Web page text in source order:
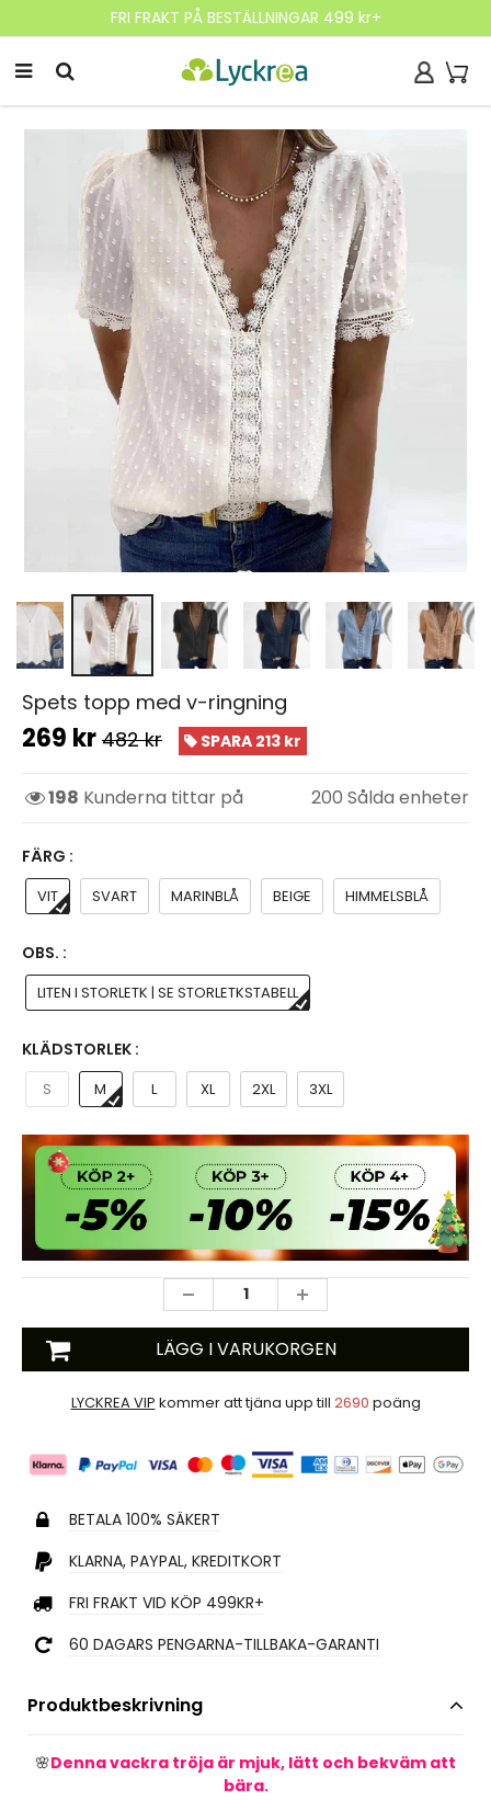
FRI FRAKT PÅ BESTÄLLNINGAR 499 kr+
Spets topp med v-ringning
269 kr 482 kr SPARA 213 kr
198 Kunderna tittar på 200 Sålda enheter
FÄRG :
VIT SVART MARINBLÅ BEIGE HIMMELSBLÅ
OBS. :
LITEN I STORLETK | SE STORLETKSTABELL
KLÄDSTORLEK :
S M L XL 2XL 3XL
LÄGG I VARUKORGEN
LYCKREA VIP kommer att tjäna upp till 2690 poäng
BETALA 100% SÄKERT
KLARNA, PAYPAL, KREDITKORT
FRI FRAKT VID KÖP 499KR+
60 DAGARS PENGARNA-TILLBAKA-GARANTI
Produktbeskrivning
🌸Denna vackra tröja är mjuk, lätt och bekväm att
bära.